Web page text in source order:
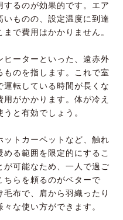
るのが効果的です。エア
いものの、設定温度に到達
で費用はかかりません。
ヒーターといった、遠赤外
のを指します。これで室
転している時間が長くな
がかかります。体が冷え
と有効でしょう。
ットカーペットなど、触れ
る範囲を限定的にするこ
が可能なため、一人で過ご
ちらを頼るのがベターで
布で、肩から羽織ったり
な使い方ができます。